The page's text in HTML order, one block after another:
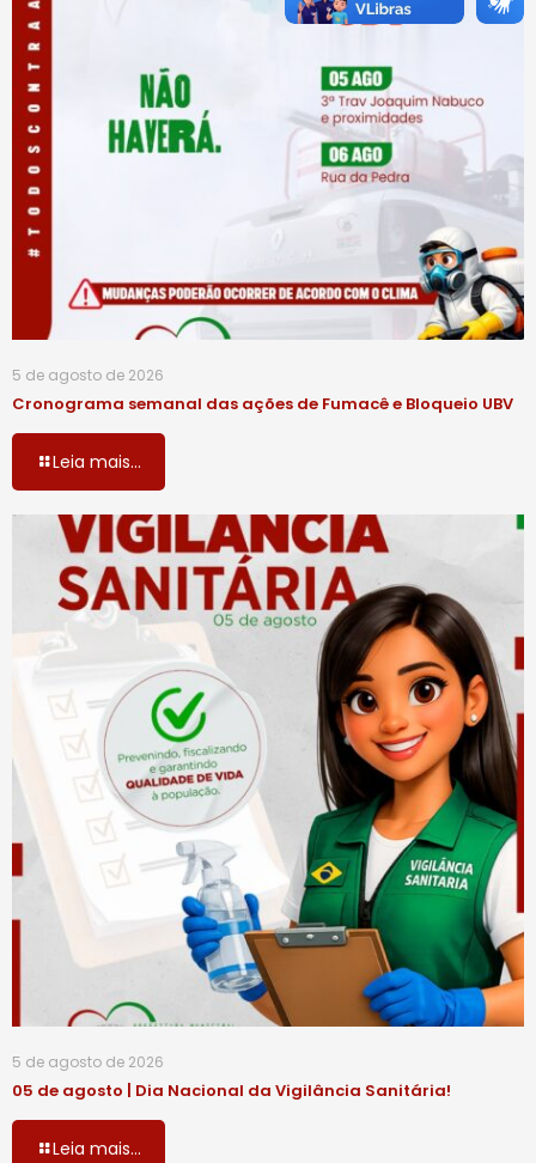
5 de agosto de 2026
Cronograma semanal das ações de Fumacê e Bloqueio UBV
Leia mais...
5 de agosto de 2026
05 de agosto | Dia Nacional da Vigilância Sanitária!
Leia mais...